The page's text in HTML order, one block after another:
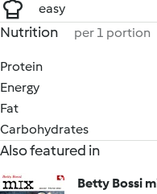
easy
Nutrition per 1 portion
Protein
Energy
Fat
Carbohydrates
Also featured in
Betty Bossi